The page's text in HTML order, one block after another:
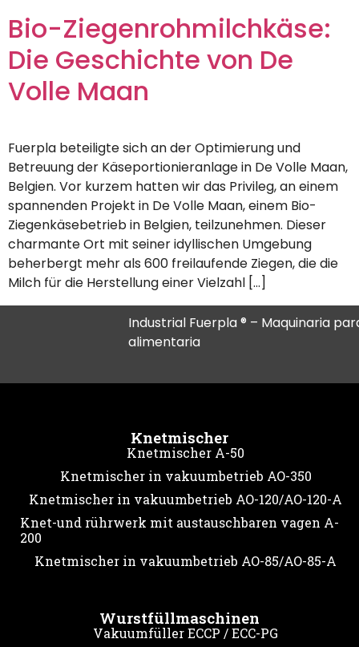
Bio-Ziegenrohmilchkäse:
Die Geschichte von De
Volle Maan
Fuerpla beteiligte sich an der Optimierung und
Betreuung der Käseportionieranlage in De Volle Maan,
Belgien. Vor kurzem hatten wir das Privileg, an einem
spannenden Projekt in De Volle Maan, einem Bio-
Ziegenkäsebetrieb in Belgien, teilzunehmen. Dieser
charmante Ort mit seiner idyllischen Umgebung
beherbergt mehr als 600 freilaufende Ziegen, die die
Milch für die Herstellung einer Vielzahl […]
Industrial Fuerpla ® – Maquinaria
alimentaria
Knetmischer
Knetmischer A-50
Knetmischer in vakuumbetrieb AO-350
Knetmischer in vakuumbetrieb AO-120/AO-120-A
Knet-und rührwerk mit austauschbaren vagen A-
200
Knetmischer in vakuumbetrieb AO-85/AO-85-A
Wurstfüllmaschinen
Vakuumfüller ECCP / ECC-PG